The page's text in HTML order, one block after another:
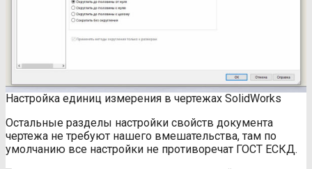
Настройка единиц измерения в чертежах SolidWorks
Остальные разделы настройки свойств документа
чертежа не требуют нашего вмешательства, там по
умолчанию все настройки не противоречат ГОСТ ЕСКД.